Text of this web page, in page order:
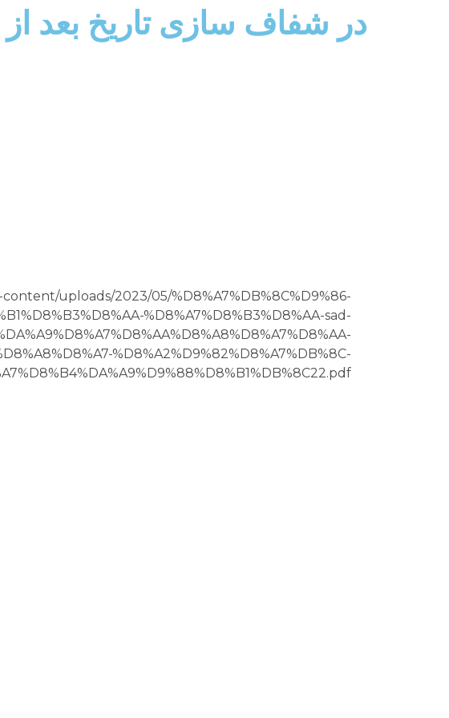
در شفاف سازی تاریخ بعد از
uploads/2023/05/%D8%A7%DB%8C%D9%86-
%D8%A7%D8%B3%D8%AA-sad-
%D8%A2%D9%82%D8%A7%DB%8C-